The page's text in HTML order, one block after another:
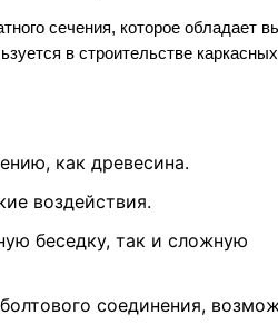
сечения, которое обладает
в строительстве
как древесина.
воздействия.
беседку, так и сложную
соединения,